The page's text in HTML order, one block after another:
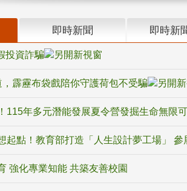
即時新聞 即時新
投資詐騙
霹靂布袋戲陪你守護荷包不受騙
115年多元潛能發展夏令營發掘生命無限
起點！教育部打造「人生設計夢工場」
強化專業知能 共築友善校園